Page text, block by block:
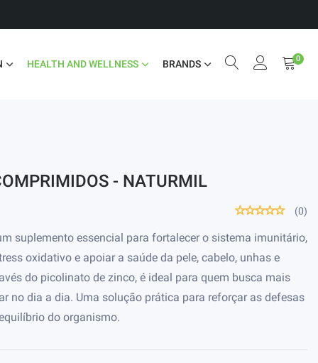
HEALTH AND WELLNESS BRANDS 0
- NATURMIL
(0)
suplemento essencial para fortalecer o sistema imunitário,
oxidativo e apoiar a saúde da pele, cabelo, unhas e
do picolinato de zinco, é ideal para quem busca mais
no dia a dia. Uma solução prática para reforçar as defesas
do organismo.